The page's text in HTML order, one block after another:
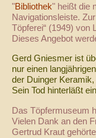
"Bibliothek" heißt die
Navigationsleiste.
Töpferei“ (1949) von
Dieses Angebot
Gerd Gniesmer ist
nur einen
der Duinger
Sein Tod hinterläßt
Das Töpfermuseum
Vielen Dank an den
Gertrud Kraut